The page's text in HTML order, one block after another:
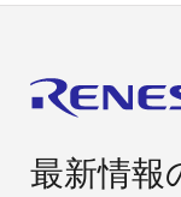
最新情報